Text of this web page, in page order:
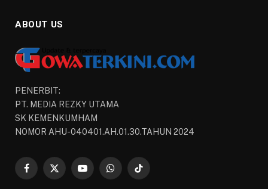
ABOUT US
PENERBIT:
PT. MEDIA REZKY UTAMA
SK KEMENKUMHAM
NOMOR AHU-040401.AH.01.30.TAHUN 2024
Facebook
X
YouTubeWhatsAppTikTok